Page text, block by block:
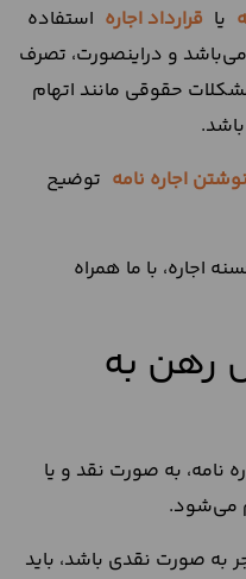
یا قرارداد اجاره استفاده
و در‌اینصورت، تصرف
حقوقی مانند اتهام
نوشتن اجاره نامه توضیح
اجاره، با ما همراه
رهن به
نامه، به صورت نقد و یا
می‌شود.
به صورت نقدی باشد، باید